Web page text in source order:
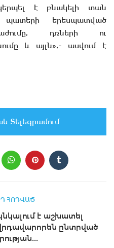
է բնակելի տան
երեսպատված
դռների ու
և այլն»,- ասվում է
Տելեգրամում
ՀՈԴՎԱԾ
է աշխատել
ընտրված